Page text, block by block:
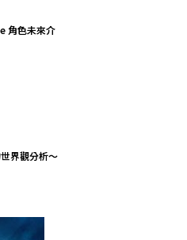
角色未來介
界觀分析～